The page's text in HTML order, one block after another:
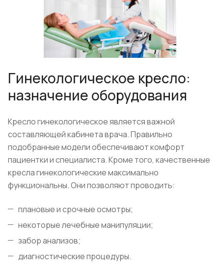
Гинекологическое кресло:
назначение оборудования
Кресло гинекологическое является важной
составляющей кабинета врача. Правильно
подобранные модели обеспечивают комфорт
пациентки и специалиста. Кроме того, качественные
кресла гинекологические максимально
функциональны. Они позволяют проводить:
плановые и срочные осмотры;
некоторые лечебные манипуляции;
забор анализов;
диагностические процедуры.